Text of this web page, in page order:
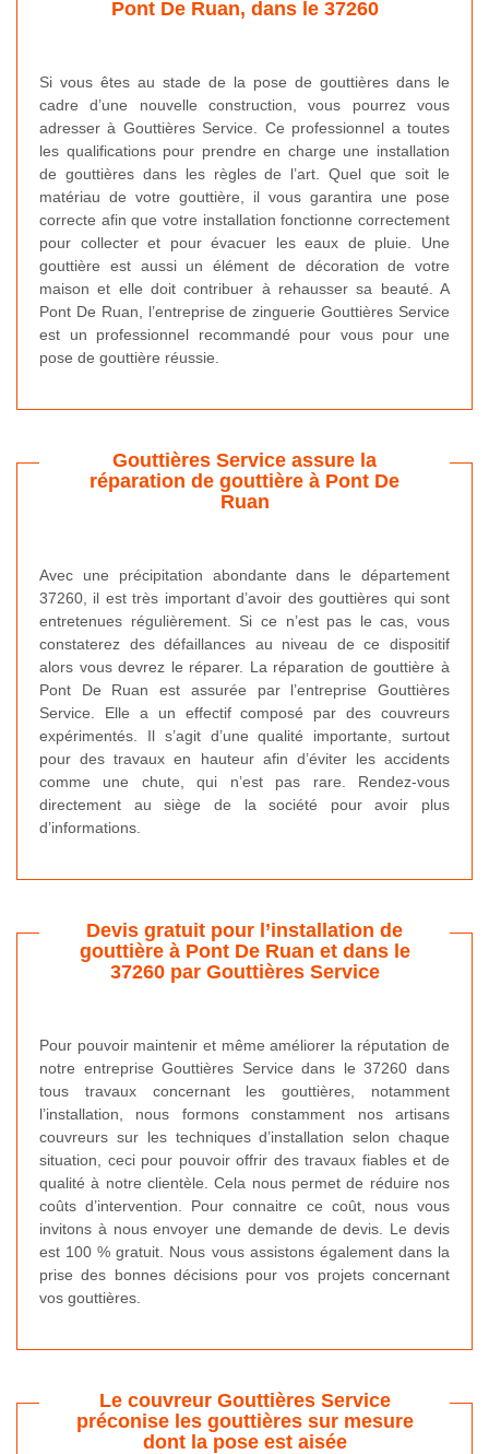
Pont De Ruan, dans le 37260
Si vous êtes au stade de la pose de gouttières dans le
cadre d’une nouvelle construction, vous pourrez vous
adresser à Gouttières Service. Ce professionnel a toutes
les qualifications pour prendre en charge une installation
de gouttières dans les règles de l’art. Quel que soit le
matériau de votre gouttière, il vous garantira une pose
correcte afin que votre installation fonctionne correctement
pour collecter et pour évacuer les eaux de pluie. Une
gouttière est aussi un élément de décoration de votre
maison et elle doit contribuer à rehausser sa beauté. A
Pont De Ruan, l’entreprise de zinguerie Gouttières Service
est un professionnel recommandé pour vous pour une
pose de gouttière réussie.
Gouttières Service assure la
réparation de gouttière à Pont De
Ruan
Avec une précipitation abondante dans le département
37260, il est très important d’avoir des gouttières qui sont
entretenues régulièrement. Si ce n’est pas le cas, vous
constaterez des défaillances au niveau de ce dispositif
alors vous devrez le réparer. La réparation de gouttière à
Pont De Ruan est assurée par l’entreprise Gouttières
Service. Elle a un effectif composé par des couvreurs
expérimentés. Il s’agit d’une qualité importante, surtout
pour des travaux en hauteur afin d’éviter les accidents
comme une chute, qui n’est pas rare. Rendez-vous
directement au siège de la société pour avoir plus
d’informations.
Devis gratuit pour l’installation de
gouttière à Pont De Ruan et dans le
37260 par Gouttières Service
Pour pouvoir maintenir et même améliorer la réputation de
notre entreprise Gouttières Service dans le 37260 dans
tous travaux concernant les gouttières, notamment
l’installation, nous formons constamment nos artisans
couvreurs sur les techniques d’installation selon chaque
situation, ceci pour pouvoir offrir des travaux fiables et de
qualité à notre clientèle. Cela nous permet de réduire nos
coûts d’intervention. Pour connaitre ce coût, nous vous
invitons à nous envoyer une demande de devis. Le devis
est 100 % gratuit. Nous vous assistons également dans la
prise des bonnes décisions pour vos projets concernant
vos gouttières.
Le couvreur Gouttières Service
préconise les gouttières sur mesure
dont la pose est aisée